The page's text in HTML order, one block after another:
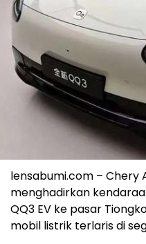
lensabumi.com –
menghadirkan
QQ3 EV ke pasar
mobil listrik terlaris di